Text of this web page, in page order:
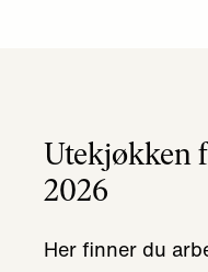
Utekjøkken
2026
Her finner du